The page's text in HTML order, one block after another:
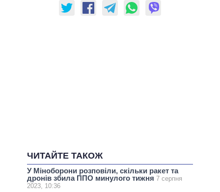
ЧИТАЙТЕ ТАКОЖ
У Міноборони розповіли, скільки ракет та
дронів збила ППО минулого тижня 7 серпня
2023, 10:36